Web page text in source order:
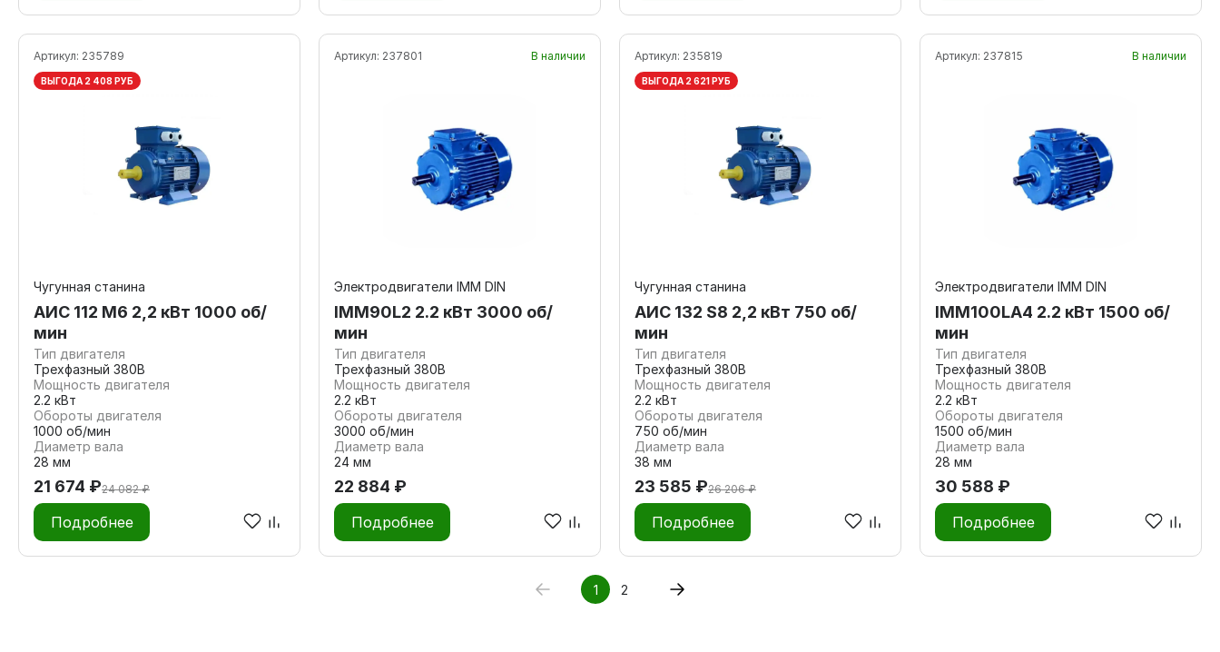
Артикул: 235789
ВЫГОДА 2 408 РУБ
Чугунная станина
АИС 112 М6 2,2 кВт 1000 об/
мин
Тип двигателя
Трехфазный 380В
Мощность двигателя
2.2 кВт
Обороты двигателя
1000 об/мин
Диаметр вала
28 мм
21 674 ₽24 082 ₽
Подробнее
Артикул: 237801 В наличии
Электродвигатели IMM DIN
IMM90L2 2.2 кВт 3000 об/
мин
Тип двигателя
Трехфазный 380В
Мощность двигателя
2.2 кВт
Обороты двигателя
3000 об/мин
Диаметр вала
24 мм
22 884 ₽
Подробнее
Артикул: 235819
ВЫГОДА 2 621 РУБ
Чугунная станина
AИC 132 S8 2,2 кВт 750 об/
мин
Тип двигателя
Трехфазный 380В
Мощность двигателя
2.2 кВт
Обороты двигателя
750 об/мин
Диаметр вала
38 мм
23 585 ₽26 206 ₽
Подробнее
Артикул: 237815 В наличии
Электродвигатели IMM DIN
IMM100LA4 2.2 кВт 1500 об/
мин
Тип двигателя
Трехфазный 380В
Мощность двигателя
2.2 кВт
Обороты двигателя
1500 об/мин
Диаметр вала
28 мм
30 588 ₽
Подробнее
1 2